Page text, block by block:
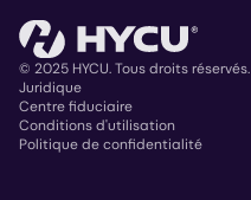
Copyright
© 2025 HYCU. Tous droits réservés.
Juridique
Centre fiduciaire
Conditions d'utilisation
Politique de confidentialité